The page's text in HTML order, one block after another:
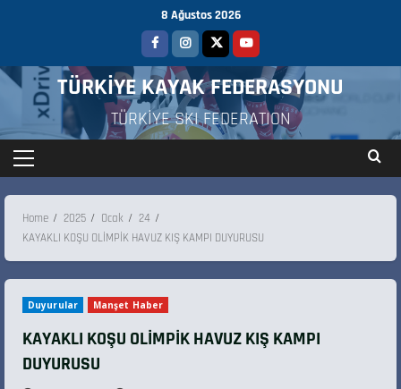
8 Ağustos 2026
TÜRKİYE KAYAK FEDERASYONU
TÜRKİYE SKI FEDERATION
Home 2025 Ocak
24
KAYAKLI KOŞU OLİMPİK HAVUZ KIŞ KAMPI DUYURUSU
Duyurular Manşet Haber
KAYAKLI KOŞU OLİMPİK HAVUZ KIŞ KAMPI
DUYURUSU